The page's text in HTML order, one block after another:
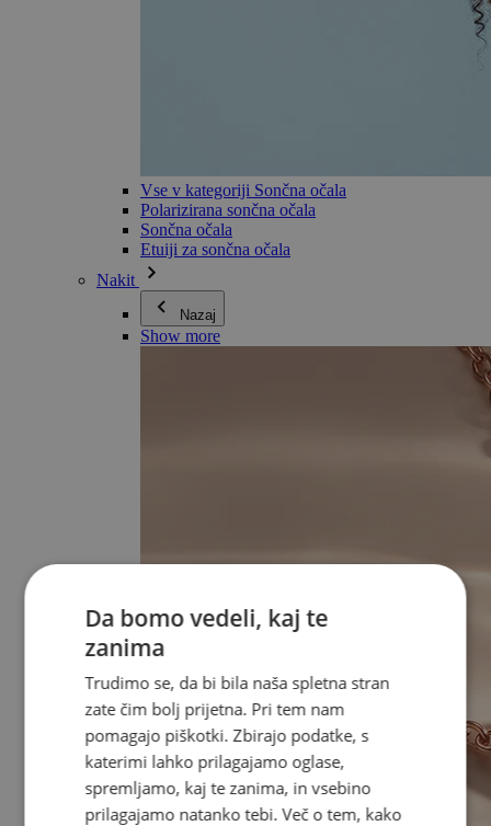
Vse v kategoriji Sončna očala
Polarizirana sončna očala
Sončna očala
Etuiji za sončna očala
Nakit
Nazaj
Show more
Da bomo vedeli, kaj te
zanima
Trudimo se, da bi bila naša spletna stran
zate čim bolj prijetna. Pri tem nam
pomagajo piškotki. Zbirajo podatke, s
katerimi lahko prilagajamo oglase,
spremljamo, kaj te zanima, in vsebino
prilagajamo natanko tebi. Več o tem, kako